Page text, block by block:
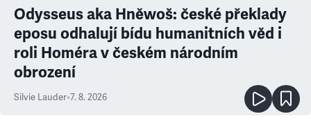
Odysseus aka Hněwoš: české překlady
eposu odhalují bídu humanitních věd i
roli Homéra v českém národním
obrození
Silvie Lauder•7. 8. 2026